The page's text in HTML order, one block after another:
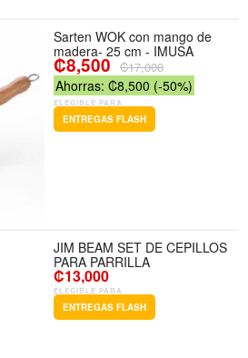
Sarten WOK con mango de
madera- 25 cm - IMUSA
₡8,500 ₡17,000
Ahorras: ₡8,500 (-50%)
ELEGIBLE PARA
ENTREGAS FLASH
JIM BEAM SET DE CEPILLOS
PARA PARRILLA
₡13,000
ELEGIBLE PARA
ENTREGAS FLASH